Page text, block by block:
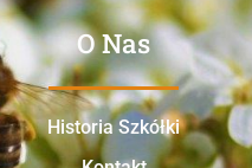
O Nas
Historia Szkółki